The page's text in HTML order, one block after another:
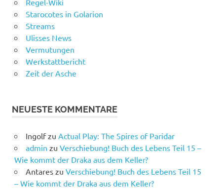
Regel-Wiki
Starocotes in Golarion
Streams
Ulisses News
Vermutungen
Werkstattbericht
Zeit der Asche
NEUESTE KOMMENTARE
Ingolfzu Actual Play: The Spires of Paridar
admin zu Verschiebung! Buch des Lebens Teil 15 –
Wie kommt der Draka aus dem Keller?
Antareszu Verschiebung! Buch des Lebens Teil 15
– Wie kommt der Draka aus dem Keller?